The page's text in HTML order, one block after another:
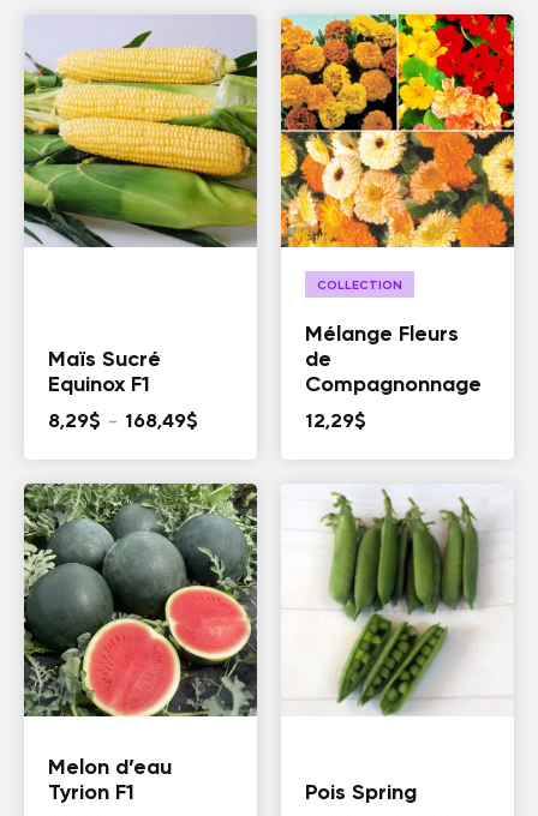
Maïs Sucré
Equinox F1
8,29$ – 168,49$
8,29$
à
168,49$
COLLECTION
Mélange Fleurs
de
Compagnonnage
12,29$
Melon d’eau
Tyrion F1
Pois Spring